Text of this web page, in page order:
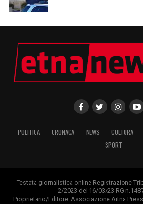
POLITICA CRONACA NEWS CULTURA
SPORT
Testata giornalistica online Registrazione
2/2023 del 16/03/23 RG
Proprietario/Editore: Associazione Aitna